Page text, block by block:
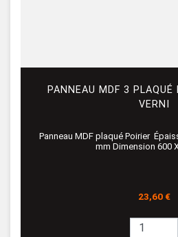
PANNEAU MDF 3 PLAQUÉ
VERNI
Panneau MDF plaqué Poirier
mm Dimension 600
Prix
23,60 €